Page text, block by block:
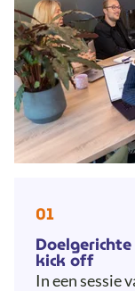
01
kick off
In een sessie